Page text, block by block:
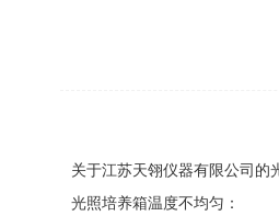
关于江苏天翎仪器有限公司的
光照培养箱温度不均匀：